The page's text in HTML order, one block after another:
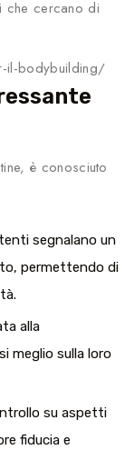
che cercano di
il-bodybuilding/
è conosciuto
segnalano un
permettendo di
alla
meglio sulla loro
su aspetti
fiducia e